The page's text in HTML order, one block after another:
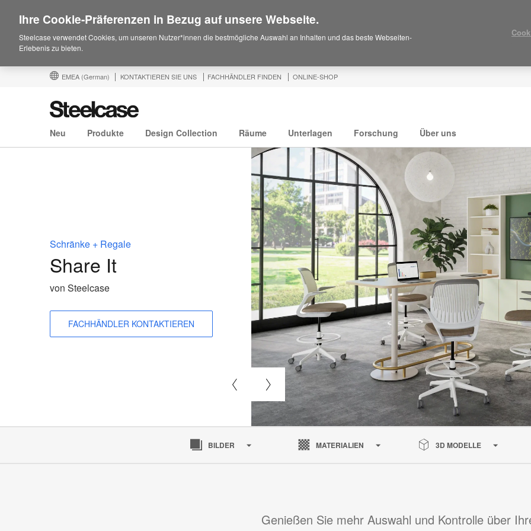
EMEA (German) KONTAKTIEREN SIE UNS FACHHÄNDLER FINDEN ONLINE-SHOP
Neu Produkte Design Collection Räume Unterlagen Forschung Über uns
Schränke + Regale
Share It
von Steelcase
FACHHÄNDLER KONTAKTIEREN
BILDER MATERIALIEN 3D MODELLE
Genießen Sie mehr Auswahl und Kontrolle über
Ihre Cookie-Präferenzen in Bezug auf unsere Webseite.
Steelcase verwendet Cookies, um unseren Nutzer*innen die bestmögliche Auswahl an Inhalten und das beste Webseiten-
Erlebenis zu bieten.